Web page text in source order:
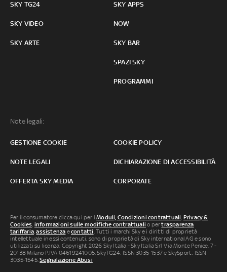
SKY TG24
SKY VIDEO
SKY ARTE
SKY APPS
NOW
SKY BAR
SPAZI SKY
PROGRAMMI
Note legali:
GESTIONE COOKIE COOKIE POLICY
NOTE LEGALI DICHIARAZIONE DI ACCESSIBILITÀ
OFFERTA SKY MEDIA CORPORATE
Per il consumatore clicca qui per iModuli, Condizioni contrattuali, Privacy &
Cookies, informazioni sulle modifiche contrattuali o pertrasparenza
tariffaria,assistenza econtatti. Tutti i marchi Sky e i diritti di proprietà
intellettuale in essi contenuti, sono di proprietà di Sky international AG e sono
utilizzati su licenza. Copyright 2026 Sky Italia - Sky Italia Srl Via Monte Penice, 7 -
20138 Milano P.IVA 04619241005. SkyTG24: ISSN 3035-1537 e SkySport: ISSN
3035-1545.Segnalazione Abusi